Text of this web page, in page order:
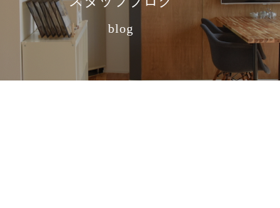
blog